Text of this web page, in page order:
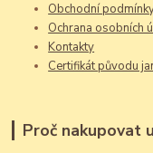
Obchodní
Ochrana osobních
Kontakty
Certifikát původu
Proč nakupovat